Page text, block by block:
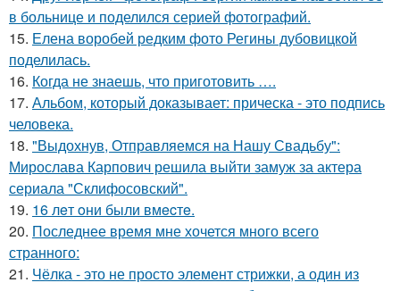
в больнице и поделился серией фотографий.
15. Елена воробей редким фото Регины дубовицкой
поделилась.
16. Когда не знаешь, что приготовить ….
17. Альбом, который доказывает: прическа - это подпись
человека.
18. "Выдохнув, Отправляемся на Нашу Свадьбу":
Мирослава Карпович решила выйти замуж за актера
сериала "Склифосовский".
19. 16 лeт oни были вмecтe.
20. Последнее время мне хочется много всего
странного:
21. Чёлка - это не просто элемент стрижки, а один из